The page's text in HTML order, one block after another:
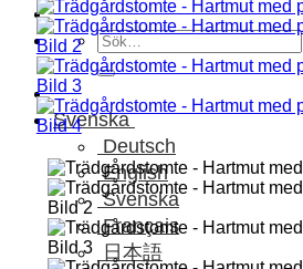
Sök
efter:
Svenska
Deutsch
English
Svenska
Français
日本語